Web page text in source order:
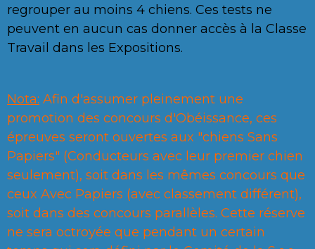
regrouper au moins 4 chiens. Ces tests ne
peuvent en aucun cas donner accès à la Classe
Travail dans les Expositions.
Nota: Afin d'assumer pleinement une
promotion des concours d'Obéissance, ces
épreuves seront ouvertes aux "chiens Sans
Papiers" (Conducteurs avec leur premier chien
seulement), soit dans les mêmes concours que
ceux Avec Papiers (avec classement différent),
soit dans des concours parallèles. Cette réserve
ne sera octroyée que pendant un certain